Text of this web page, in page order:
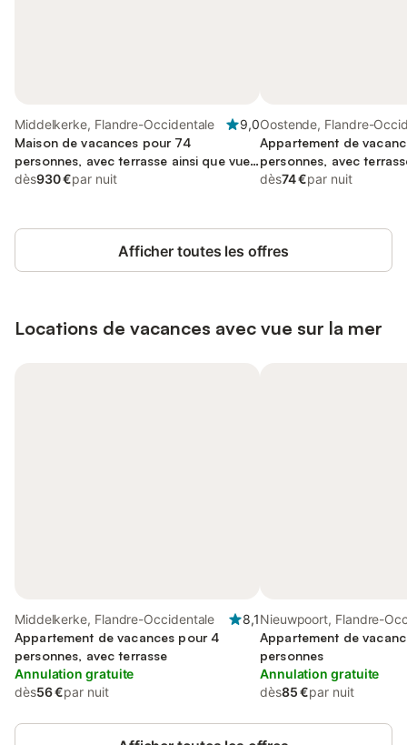
Middelkerke, Flandre-Occidentale
9,0
Maison de vacances pour 74
personnes, avec terrasse ainsi que vue
sur le lac et balcon/terrasse
dès930 €par nuit
Oostende, Flandre-
Appartement de
personnes, avec
dès74 €par nuit
Afficher toutes les offres
Locations de vacances avec vue sur la mer
Middelkerke, Flandre-Occidentale
8,1
Appartement de vacances pour 4
personnes, avec terrasse
Annulation gratuite
dès56 €par nuit
Nieuwpoort, Flandre-
Appartement de
personnes
Annulation gratuite
dès85 €par nuit